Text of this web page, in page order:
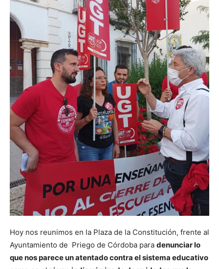
Hoy nos reunimos en la Plaza de la Constitución, frente al
Ayuntamiento de Priego de Córdoba para denunciar lo
que nos parece un atentado contra el sistema educativo